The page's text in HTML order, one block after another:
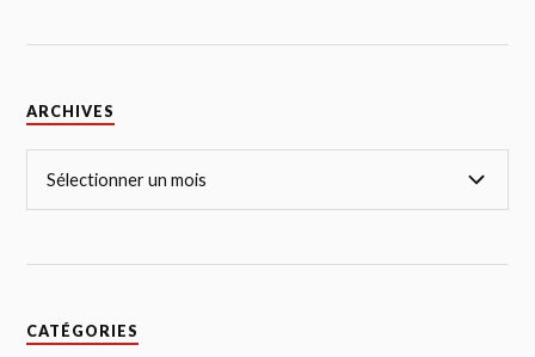
ARCHIVES
CATÉGORIES